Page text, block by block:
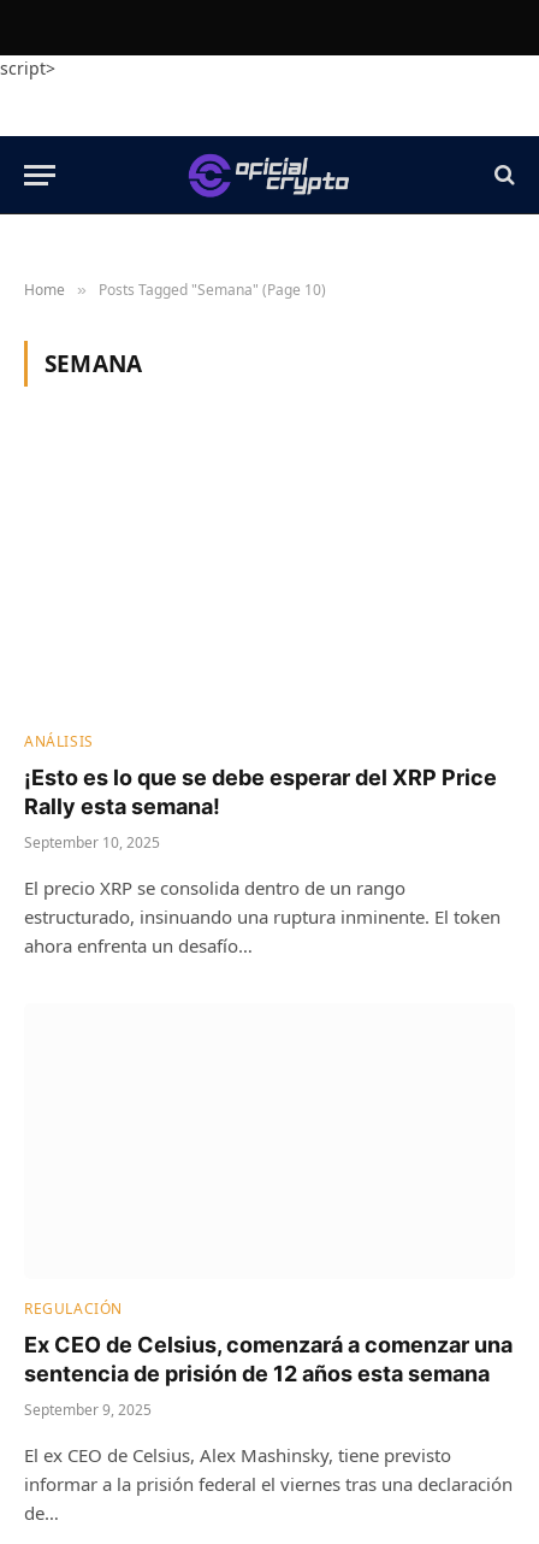
script>
Home » Posts Tagged "Semana" (Page 10)
SEMANA
ANÁLISIS
¡Esto es lo que se debe esperar del XRP Price
Rally esta semana!
September 10, 2025
El precio XRP se consolida dentro de un rango
estructurado, insinuando una ruptura inminente. El token
ahora enfrenta un desafío…
REGULACIÓN
Ex CEO de Celsius, comenzará a comenzar una
sentencia de prisión de 12 años esta semana
September 9, 2025
El ex CEO de Celsius, Alex Mashinsky, tiene previsto
informar a la prisión federal el viernes tras una declaración
de…